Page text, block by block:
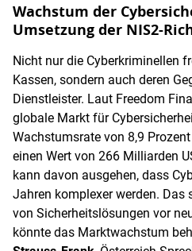
Wachstum der
Umsetzung der NIS2-
Nicht nur die Cyberkriminellen
Kassen, sondern auch deren
Dienstleister. Laut Freedom
globale Markt für
Wachstumsrate von 8,9
einen Wert von 266 Milliarden
kann davon ausgehen, dass
Jahren komplexer werden. Das
von Sicherheitslösungen vor
könnte das Marktwachstum